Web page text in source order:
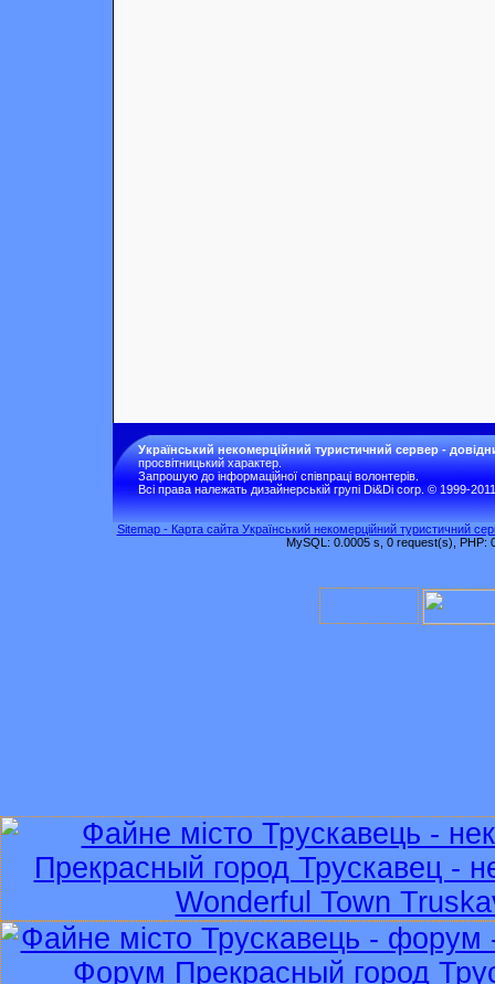
Український некомерційний туристичний сервер -
просвітницький характер.
Запрошую до інформаційної співпраці волонтерів.
Всі права належать дизайнерській групі Di&Di corp. © 1999-2011
Sitemap - Карта сайта Український некомерційний туристичний
MySQL: 0.0005 s, 0 request(s), PHP: